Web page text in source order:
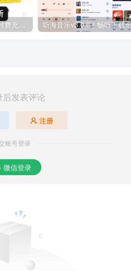
2026最新最全更新B站付费充电视频合集
后发表评论
注册
账号登录
微信登录